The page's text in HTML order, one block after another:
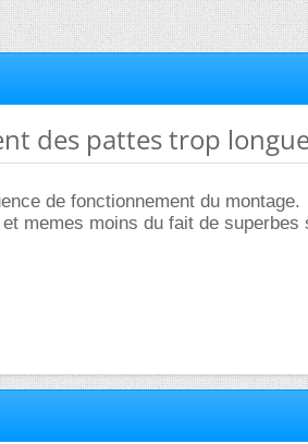
des pattes trop
de fonctionnement du montage.
memes moins du fait de